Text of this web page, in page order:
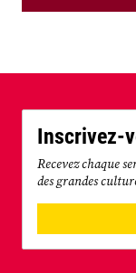
Inscrivez-
Recevez chaque
des grandes